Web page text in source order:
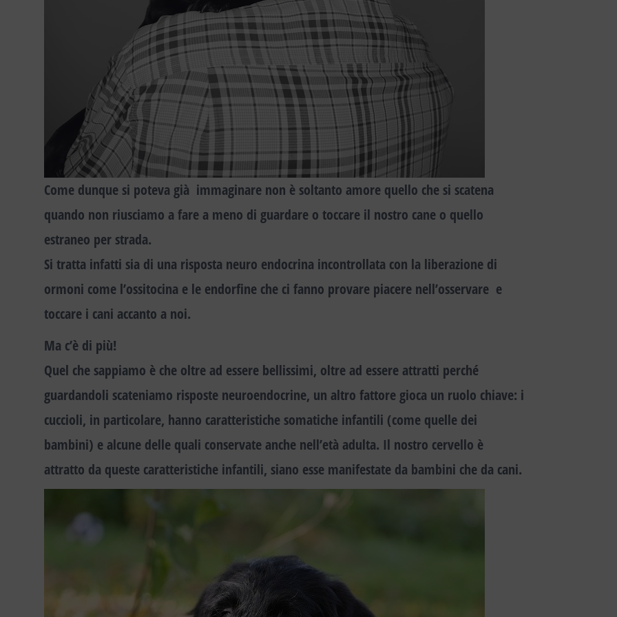
Come dunque si poteva già immaginare non è soltanto amore quello che si scatena
quando non riusciamo a fare a meno di guardare o toccare il nostro cane o quello
estraneo per strada.
Si tratta infatti sia di una risposta neuro endocrina incontrollata con la liberazione di
ormoni come l’ossitocina e le endorfine che ci fanno provare piacere nell’osservare e
toccare i cani accanto a noi.
Ma c’è di più!
Quel che sappiamo è che oltre ad essere bellissimi, oltre ad essere attratti perché
guardandoli scateniamo risposte neuroendocrine, un altro fattore gioca un ruolo chiave: i
cuccioli, in particolare, hanno caratteristiche somatiche infantili (come quelle dei
bambini) e alcune delle quali conservate anche nell’età adulta. Il nostro cervello è
attratto da queste caratteristiche infantili, siano esse manifestate da bambini che da cani.